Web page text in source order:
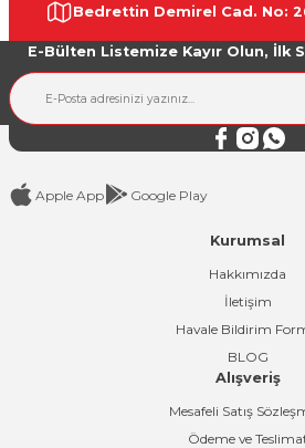
Ürün açıklamasında eksik bilgiler
Ürün bilgilerinde hatalar bulunuyor.
Bedrettin Demirel Cad. No:
E-Bülten Listemize Kayır Olun, İlk
Apple App Google Play
Kurumsal
Hakkımızda
İletişim
Havale Bildirim
BLOG
Alışveriş
Mesafeli Satış
Ödeme ve